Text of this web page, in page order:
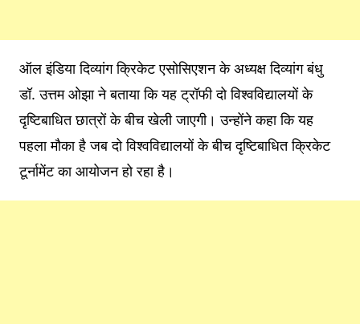
ऑल इंडिया दिव्यांग क्रिकेट एसोसिएशन के अध्यक्ष दिव्यांग बंधु
डॉ. उत्तम ओझा ने बताया कि यह ट्रॉफी दो विश्वविद्यालयों के
दृष्टिबाधित छात्रों के बीच खेली जाएगी। उन्होंने कहा कि यह
पहला मौका है जब दो विश्वविद्यालयों के बीच दृष्टिबाधित क्रिकेट
टूर्नामेंट का आयोजन हो रहा है।